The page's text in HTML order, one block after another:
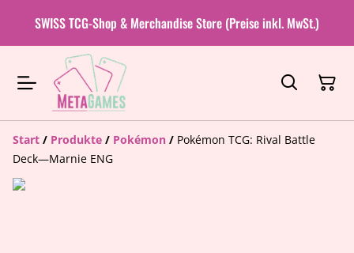
SWISS TCG-Shop & Merchandise Store (Preise inkl. MwSt.)
Start / Produkte / Pokémon / Pokémon TCG: Rival Battle
Deck—Marnie ENG